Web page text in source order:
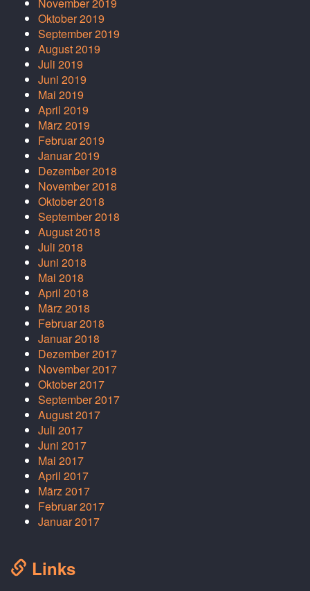
Oktober 2019
September 2019
August 2019
Juli 2019
Juni 2019
Mai 2019
April 2019
März 2019
Februar 2019
Januar 2019
Dezember 2018
November 2018
Oktober 2018
September 2018
August 2018
Juli 2018
Juni 2018
Mai 2018
April 2018
März 2018
Februar 2018
Januar 2018
Dezember 2017
November 2017
Oktober 2017
September 2017
August 2017
Juli 2017
Juni 2017
Mai 2017
April 2017
März 2017
Februar 2017
Januar 2017
Links